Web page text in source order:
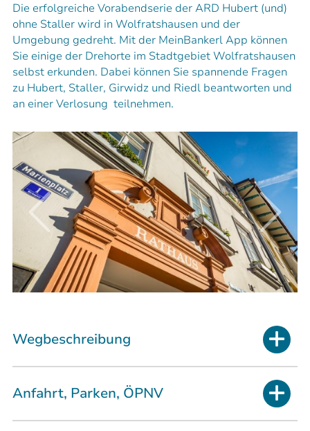
Die erfolgreiche Vorabendserie der ARD Hubert (und)
ohne Staller wird in Wolfratshausen und der
Umgebung gedreht. Mit der MeinBankerl App können
Sie einige der Drehorte im Stadtgebiet Wolfratshausen
selbst erkunden. Dabei können Sie spannende Fragen
zu Hubert, Staller, Girwidz und Riedl beantworten und
an einer Verlosung teilnehmen.
Wegbeschreibung
Anfahrt, Parken, ÖPNV